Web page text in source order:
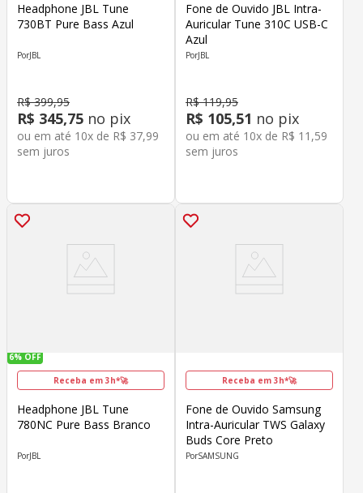
Headphone JBL Tune
730BT Pure Bass Azul
JBL
R$ 399,95
R$ 345,75 no pix
ou em até 10x de R$ 37,99
sem juros
Fone de Ouvido JBL Intra-
Auricular Tune 310C USB-C
Azul
JBL
R$ 119,95
R$ 105,51 no pix
ou em até 10x de R$ 11 ,59
sem juros
6% OFF
Receba em 3h*🚀
Headphone JBL Tune
780NC Pure Bass Branco
JBL
Receba em 3h*🚀
Fone de Ouvido Samsung
Intra-Auricular TWS Galaxy
Buds Core Preto
SAMSUNG